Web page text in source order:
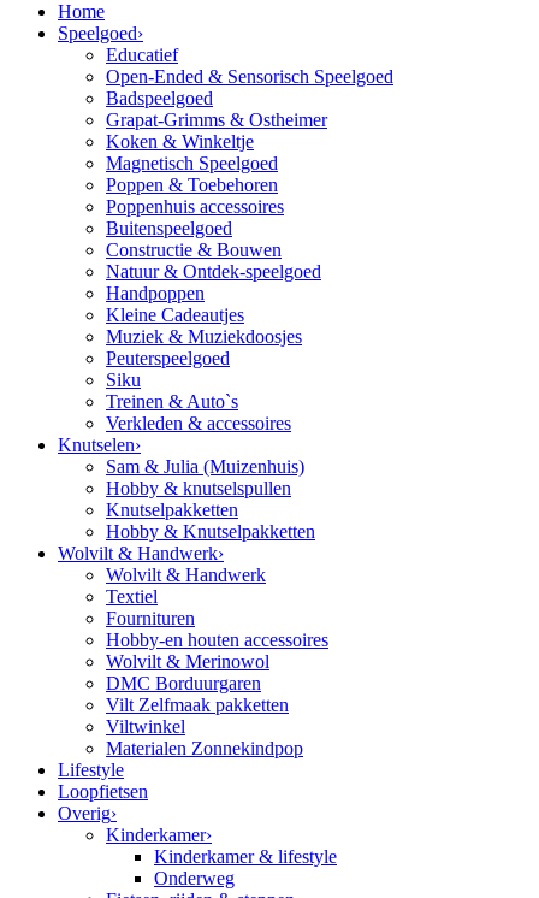
Home
Speelgoed›
Educatief
Open-Ended & Sensorisch Speelgoed
Badspeelgoed
Grapat-Grimms & Ostheimer
Koken & Winkeltje
Magnetisch Speelgoed
Poppen & Toebehoren
Poppenhuis accessoires
Buitenspeelgoed
Constructie & Bouwen
Natuur & Ontdek-speelgoed
Handpoppen
Kleine Cadeautjes
Muziek & Muziekdoosjes
Peuterspeelgoed
Siku
Treinen & Auto`s
Verkleden & accessoires
Knutselen›
Sam & Julia (Muizenhuis)
Hobby & knutselspullen
Knutselpakketten
Hobby & Knutselpakketten
Wolvilt & Handwerk›
Wolvilt & Handwerk
Textiel
Fournituren
Hobby-en houten accessoires
Wolvilt & Merinowol
DMC Borduurgaren
Vilt Zelfmaak pakketten
Viltwinkel
Materialen Zonnekindpop
Lifestyle
Loopfietsen
Overig›
Kinderkamer›
Kinderkamer & lifestyle
Onderweg